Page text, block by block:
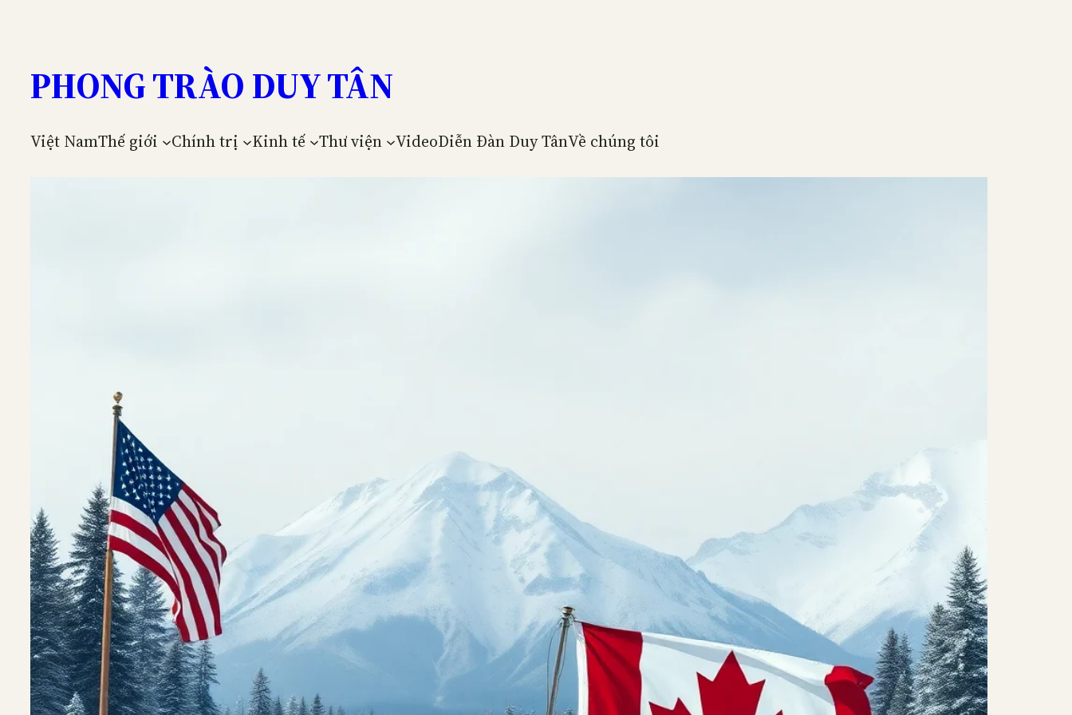
PHONG TRÀO DUY TÂN
Việt NamThế giới Chính trị Kinh tế Thư viện VideoDiễn Đàn Duy TânVề chúng tôi